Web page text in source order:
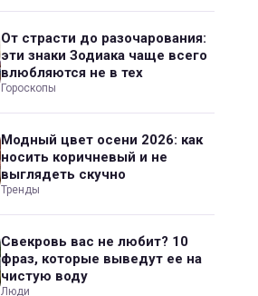
От страсти до разочарования:
эти знаки Зодиака чаще всего
влюбляются не в тех
Гороскопы
Модный цвет осени 2026: как
носить коричневый и не
выглядеть скучно
Тренды
Свекровь вас не любит? 10
фраз, которые выведут ее на
чистую воду
Люди